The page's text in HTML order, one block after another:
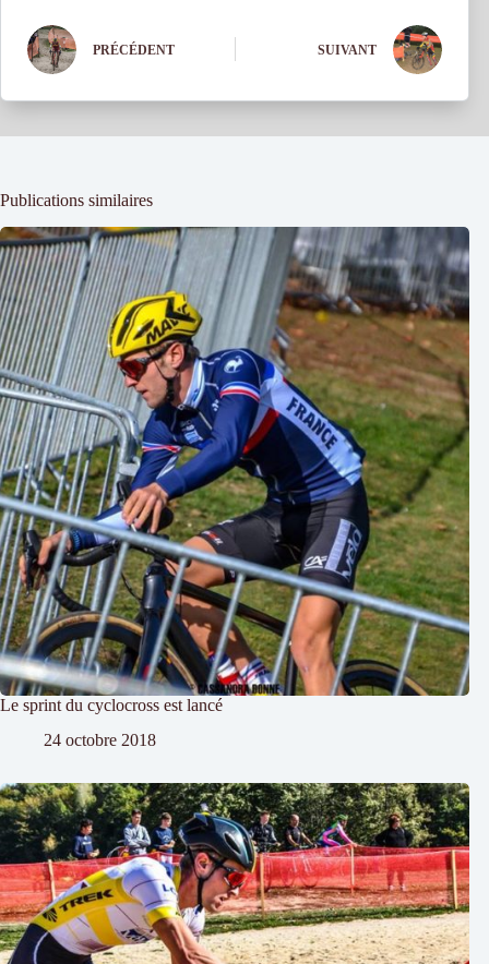
PRÉCÉDENT SUIVANT
Publications similaires
Le sprint du cyclocross est lancé
24 octobre 2018